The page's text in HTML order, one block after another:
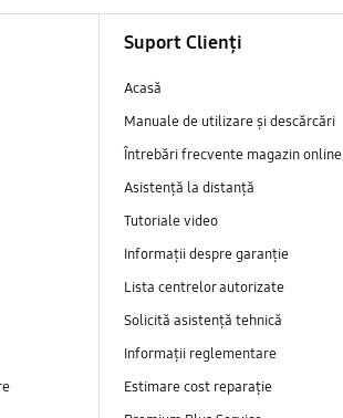
Suport Clienți
Acasă
Manuale de utilizare și descărcări
Întrebări frecvente magazin online
Asistență la distanță
Tutoriale video
Informații despre garanție
Lista centrelor autorizate
Solicită asistență tehnică
Informații reglementare
Estimare cost reparație